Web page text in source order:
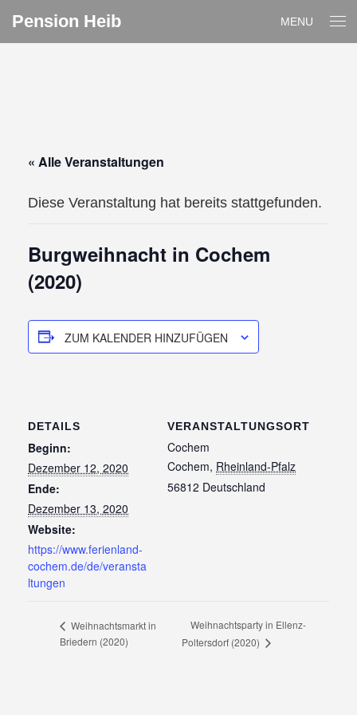
Pension Heib MENU
« Alle Veranstaltungen
Diese Veranstaltung hat bereits stattgefunden.
Burgweihnacht in Cochem
(2020)
ZUM KALENDER HINZUFÜGEN
DETAILS
Beginn:
Dezember 12, 2020
Ende:
Dezember 13, 2020
Website:
https://www.ferienland-
cochem.de/de/veransta
ltungen
VERANSTALTUNGSORT
Cochem
Cochem, Rheinland-Pfalz
56812 Deutschland
Weihnachtsmarkt in
Briedern (2020)
Weihnachtsparty in Ellenz-
Poltersdorf (2020)